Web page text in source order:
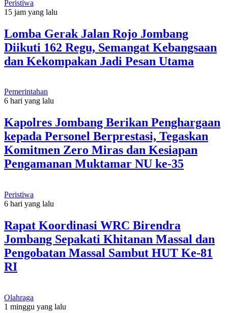
Peristiwa
15 jam yang lalu
Lomba Gerak Jalan Rojo Jombang
Diikuti 162 Regu, Semangat Kebangsaan
dan Kekompakan Jadi Pesan Utama
Pemerintahan
6 hari yang lalu
Kapolres Jombang Berikan Penghargaan
kepada Personel Berprestasi, Tegaskan
Komitmen Zero Miras dan Kesiapan
Pengamanan Muktamar NU ke-35
Peristiwa
6 hari yang lalu
Rapat Koordinasi WRC Birendra
Jombang Sepakati Khitanan Massal dan
Pengobatan Massal Sambut HUT Ke-81
RI
Olahraga
1 minggu yang lalu